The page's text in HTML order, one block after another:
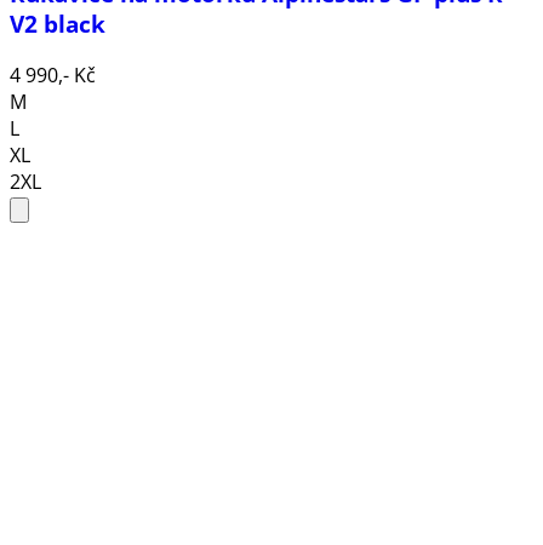
V2 black
4 990,- Kč
M
L
XL
2XL